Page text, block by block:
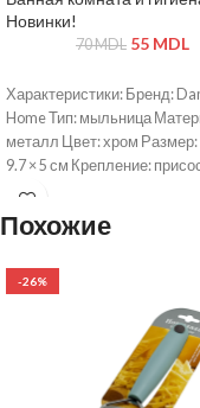
Новинки!
70MDL 55 MDL
Характеристики: Бренд:
Home Тип: мыльница
металл Цвет: хром Размер:
9.7 × 5 см Крепление:
Похожие
-26%